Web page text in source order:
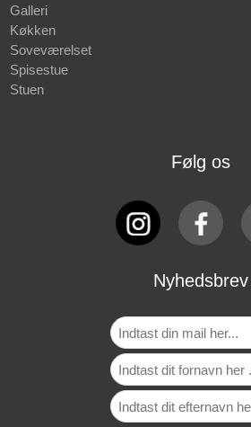
Galleri
Køkken
Soveværelset
Spisestue
Stuen
Følg os
Nyhedsbrev